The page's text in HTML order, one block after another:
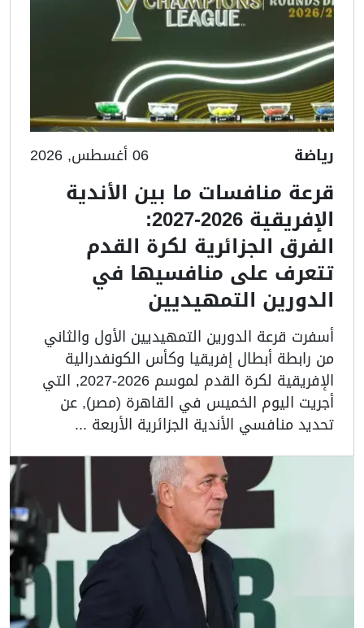
رياضة 06 أغسطس, 2026
قرعة منافسات ما بين الأندية
الإفريقية 2026-2027:
الفرق الجزائرية لكرة القدم
تتعرف على منافسيها في
الدورين التمهيديين
أسفرت قرعة الدورين التمهيديين الأول والثاني
من رابطة أبطال إفريقيا وكأس الكونفدرالية
الإفريقية لكرة القدم لموسم 2026-2027, التي
أجريت اليوم الخميس في القاهرة (مصر), عن
تحديد منافسي الأندية الجزائرية الأربعة ...